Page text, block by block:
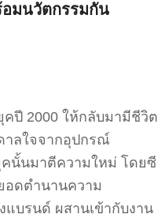
อมนวัตกรรมกัน
ปี 2000 ให้กลับมามีชีวิต
าลใจจากอุปกรณ์
คนั้นมาตีความใหม่ โดยซี
อดตำนานความ
บรนด์ ผสานเข้ากับงาน